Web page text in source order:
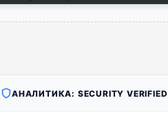
АНАЛИТИКА: SECURITY VERIFIED